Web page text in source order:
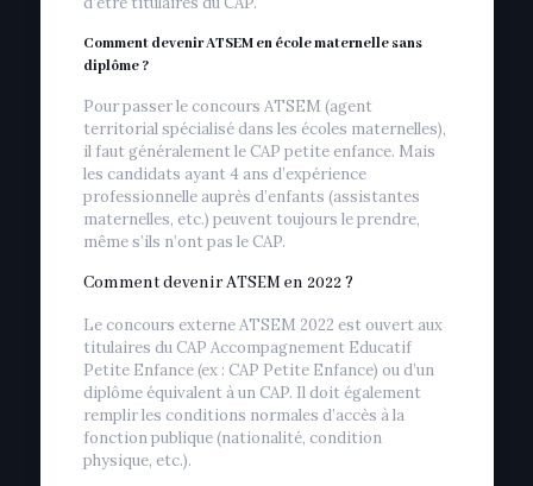
Comment devenir ATSEM en école maternelle sans
diplôme ?
Pour passer le concours ATSEM (agent
territorial spécialisé dans les écoles maternelles),
il faut généralement le CAP petite enfance. Mais
les candidats ayant 4 ans d’expérience
professionnelle auprès d’enfants (assistantes
maternelles, etc.) peuvent toujours le prendre,
même s’ils n’ont pas le CAP.
Comment devenir ATSEM en 2022 ?
Le concours externe ATSEM 2022 est ouvert aux
titulaires du CAP Accompagnement Educatif
Petite Enfance (ex : CAP Petite Enfance) ou d’un
diplôme équivalent à un CAP. Il doit également
remplir les conditions normales d’accès à la
fonction publique (nationalité, condition
physique, etc.).